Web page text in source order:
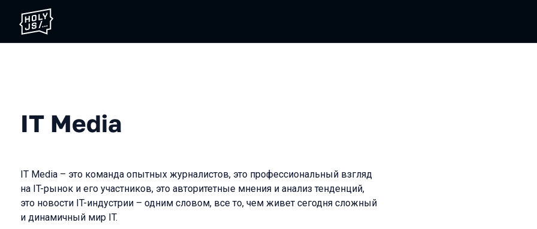
IT Media
IT Media – это команда опытных журналистов, это профессиональный взгляд
на IT-рынок и его участников, это авторитетные мнения и анализ тенденций,
это новости IT-индустрии – одним словом, все то, чем живет сегодня сложный
и динамичный мир IT.